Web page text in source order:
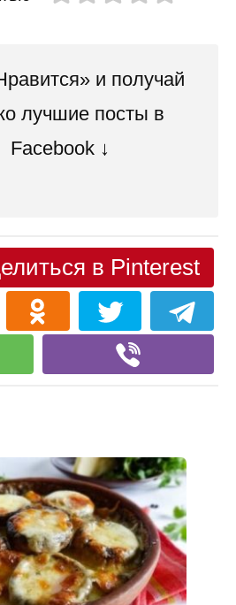
и получай
лучшие посты в
Facebook ↓
в Pinterest